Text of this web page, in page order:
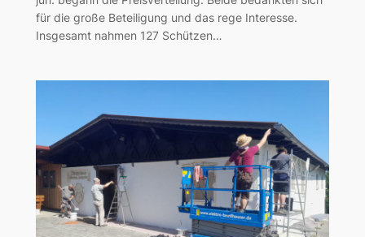
für die große Beteiligung und das rege Interesse.
Insgesamt nahmen 127 Schützen…